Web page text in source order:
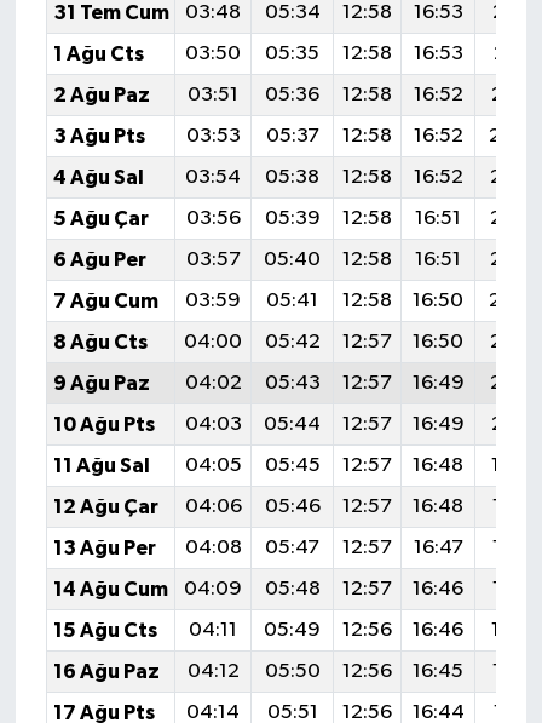
31 Tem Cum
03:48 05:34 12:58 16:53
20:13
1 Ağu Cts
03:50 05:35 12:58 16:53
20:11
2 Ağu Paz
03:51 05:36 12:58 16:52
3 Ağu Pts
03:53 05:37 12:58 16:52
4 Ağu Sal
03:54 05:38 12:58 16:52
5 Ağu Çar
03:56 05:39 12:58 16:51
6 Ağu Per
03:57 05:40 12:58 16:51
7 Ağu Cum
03:59 05:41 12:58 16:50
8 Ağu Cts
04:00 05:42 12:57 16:50
9 Ağu Paz
04:02 05:43 12:57 16:49
10 Ağu Pts
04:03 05:44 12:57 16:49
11 Ağu Sal
04:05 05:45 12:57 16:48
12 Ağu Çar
04:06 05:46 12:57 16:48
19:58
13 Ağu Per
04:08 05:47 12:57 16:47
19:57
14 Ağu Cum
04:09 05:48 12:57 16:46
19:55
15 Ağu Cts
04:11 05:49 12:56 16:46
16 Ağu Paz
04:12 05:50 12:56 16:45
19:53
17 Ağu Pts
04:14 05:51 12:56 16:44 19:51